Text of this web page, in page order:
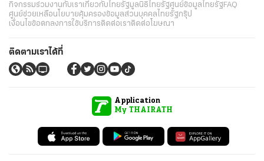
กิจกรรมร่วมงานกับเราเกี่ยวกับไทยรัฐมูลนิธิไทยรัฐศูนย์ข้อมูลไทยรัฐFAQ
ศูนย์ช่วยเหลือนโยบายคุ้มครองข้อมูลส่วนบุคคลไทยรัฐกรุ๊ป
เงื่อนไขข้อตกลงการใช้บริการติดต่อเราติดต่อโฆษณา
ติดตามเราได้ที่
Application
My THAIRATH